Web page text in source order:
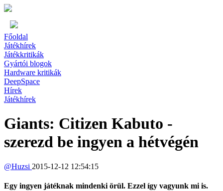
Főoldal
Játékhírek
Játékkritikák
Gyártói blogok
Hardware kritikák
DeepSpace
Hírek
Játékhírek
Giants: Citizen Kabuto -
szerezd be ingyen a hétvégén
@Huzsi 2015-12-12 12:54:15
Egy ingyen játéknak mindenki örül. Ezzel így vagyunk mi is.